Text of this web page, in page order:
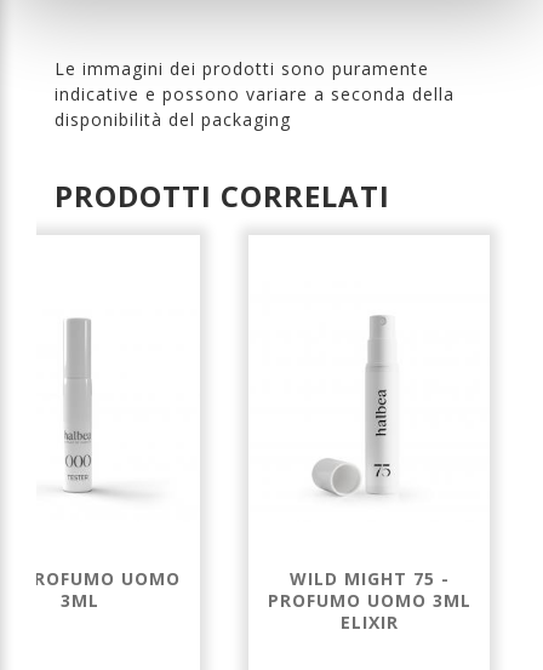
Le immagini dei prodotti sono puramente
indicative e possono variare a seconda della
disponibilità del packaging
PRODOTTI CORRELATI
- PROFUMO UOMO
3ML
WILD MIGHT 75 -
PROFUMO UOMO 3ML
ELIXIR